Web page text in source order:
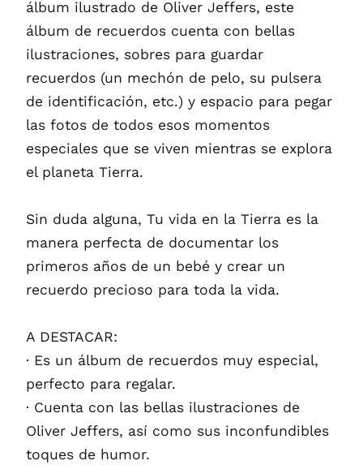
álbum ilustrado de Oliver Jeffers, este
álbum de recuerdos cuenta con bellas
ilustraciones, sobres para guardar
recuerdos (un mechón de pelo, su pulsera
de identificación, etc.) y espacio para pegar
las fotos de todos esos momentos
especiales que se viven mientras se explora
el planeta Tierra.
Sin duda alguna, Tu vida en la Tierra es la
manera perfecta de documentar los
primeros años de un bebé y crear un
recuerdo precioso para toda la vida.
A DESTACAR:
· Es un álbum de recuerdos muy especial,
perfecto para regalar.
· Cuenta con las bellas ilustraciones de
Oliver Jeffers, así como sus inconfundibles
toques de humor.